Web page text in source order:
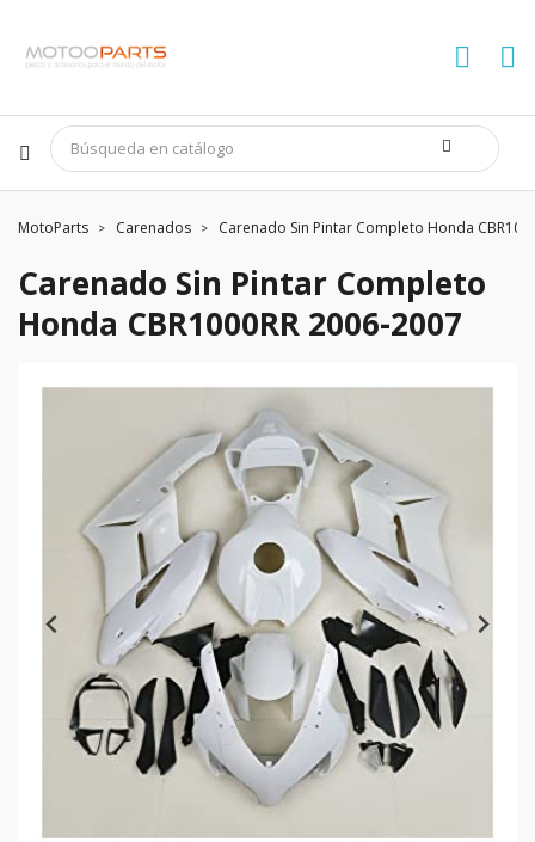
MotoParts Carenados Carenado Sin Pintar Completo Honda
Carenado Sin Pintar Completo
Honda CBR1000RR 2006-2007